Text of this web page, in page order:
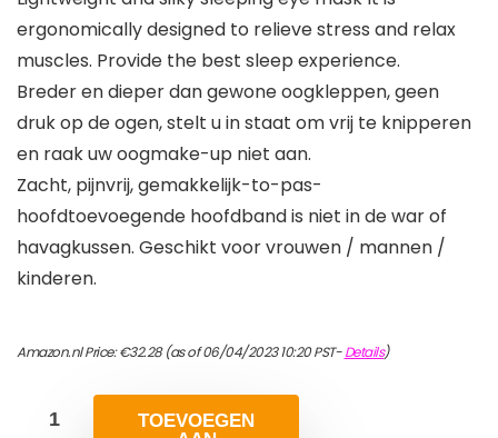
ergonomically designed to relieve stress and relax
muscles. Provide the best sleep experience.
Breder en dieper dan gewone oogkleppen, geen
druk op de ogen, stelt u in staat om vrij te knipperen
en raak uw oogmake-up niet aan.
Zacht, pijnvrij, gemakkelijk-to-pas-
hoofdtoevoegende hoofdband is niet in de war of
havagkussen. Geschikt voor vrouwen / mannen /
kinderen.
Amazon.nl Price:€32.28(as of 06/04/2023 10:20 PST-Details)
TOEVOEGEN